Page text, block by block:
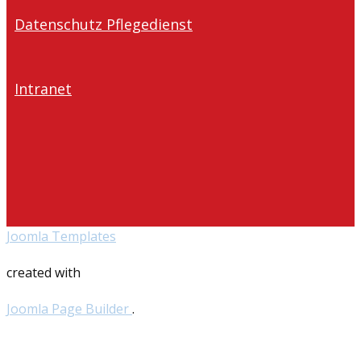
Datenschutz Pflegedienst
Intranet
Joomla Templates
created with
Joomla Page Builder.